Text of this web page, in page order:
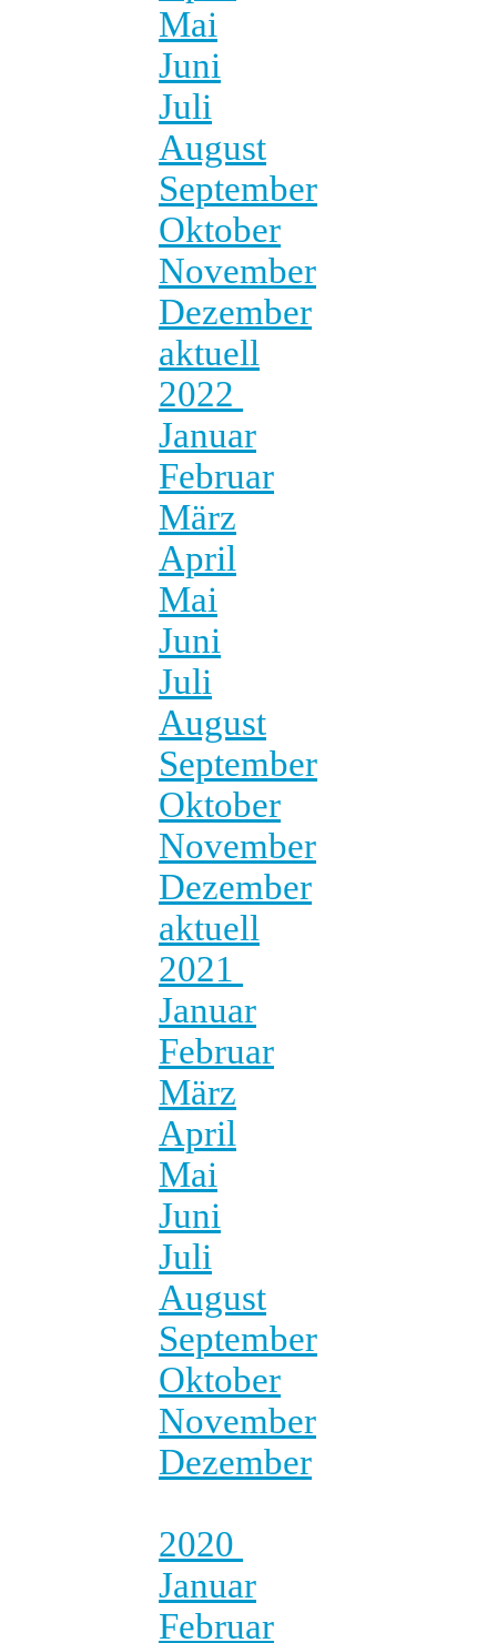
Mai
Juni
Juli
August
September
Oktober
November
Dezember
aktuell
2022
Januar
Februar
März
April
Mai
Juni
Juli
August
September
Oktober
November
Dezember
aktuell
2021
Januar
Februar
März
April
Mai
Juni
Juli
August
September
Oktober
November
Dezember
2020
Januar
Februar